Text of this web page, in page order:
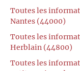
Toutes les
Nantes (44000)
Toutes les
Herblain (44800)
Toutes les